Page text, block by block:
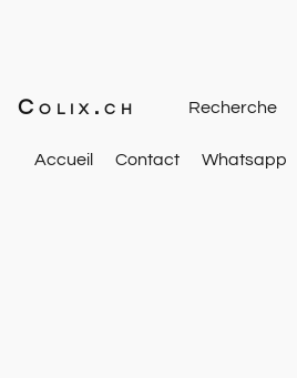
Colix.ch
Accueil Contact Whatsapp